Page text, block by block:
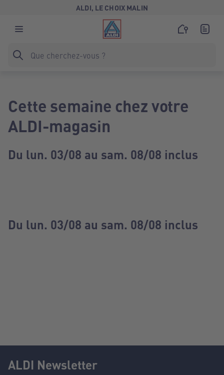
ALDI, LE CHOIX MALIN
Cette semaine chez votre
ALDI-magasin
Du lun. 03/08 au sam. 08/08 inclus
Du lun. 03/08 au sam. 08/08 inclus
ALDI Newsletter